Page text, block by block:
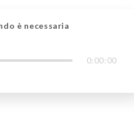
è necessaria
0:00:00